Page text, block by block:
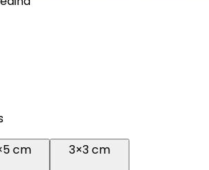
cm
3×3 cm